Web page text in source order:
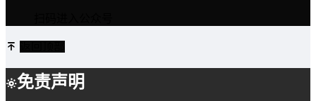
免责声明